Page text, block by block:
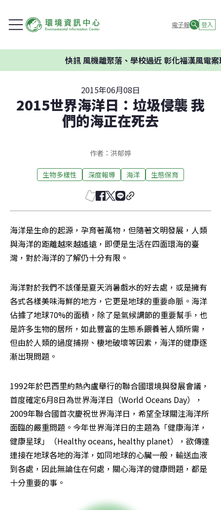
電子報 登入
快訊風機離聚落、學校過近 彰化福漢風電案
2015年06月08日
2015世界海洋日：垃圾侵襲 我
們的海正在死去
作者：洪郁婷
生物多樣性 深度報導 海洋 生態保育
海洋是生命的起源，孕育著萬物，但隨著文明發展，人類
與海洋的距離越來越遙遠，即便是生活在四面環海的臺
灣，對於海洋的了解仍十分有限。
海洋對於我們不該僅是夏天消暑戲水的好去處，或是擁有
各式各樣美味海鮮的地方，它更是地球的重要命脈。海洋
佔據了地球70%的面積，除了是氣候調節的重要幫手，也
是許多生物的居所，如此豐富的生態系餵養著人類所需，
但由於人類的過度捕撈、棲地破壞等因素，海洋的健康逐
漸出現問題。
1992年於巴西里約熱內盧舉行的聯合國環境與發展會議，
首度確定6月8日為世界海洋日（World Oceans Day），
2009年聯合國首次慶祝世界海洋日，希望全球關注海洋所
面臨的嚴重問題。今年世界海洋日的主題為「健康海洋，
健康星球」（Healthy oceans, healthy planet），欲傳達
連接在地球各地的海洋，如同地球的心臟一般，輸送血液
到各處，因此無論住在何處，關心海洋的健康問題，都是
十分重要的事。